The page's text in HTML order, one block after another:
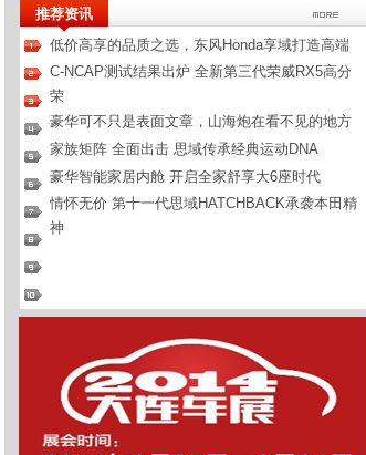
推荐资讯
低价高享的品质之选，东风Honda享域打造高端
C-NCAP测试结果出炉 全新第三代荣威RX5高分
荣
豪华可不只是表面文章，山海炮在看不见的地方
家族矩阵 全面出击 思域传承经典运动DNA
豪华智能家居内舱 开启全家舒享大6座时代
情怀无价 第十一代思域HATCHBACK承袭本田精
神